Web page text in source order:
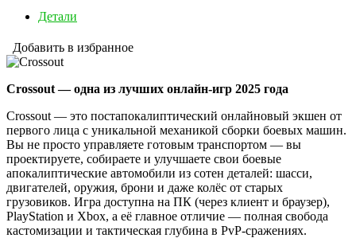
Детали
Добавить в избранное
Crossout — одна из лучших онлайн-игр 2025 года
Crossout — это постапокалиптический онлайновый экшен от
первого лица с уникальной механикой сборки боевых машин.
Вы не просто управляете готовым транспортом — вы
проектируете, собираете и улучшаете свои боевые
апокалиптические автомобили из сотен деталей: шасси,
двигателей, оружия, брони и даже колёс от старых
грузовиков. Игра доступна на ПК (через клиент и браузер),
PlayStation и Xbox, а её главное отличие — полная свобода
кастомизации и тактическая глубина в PvP-сражениях.